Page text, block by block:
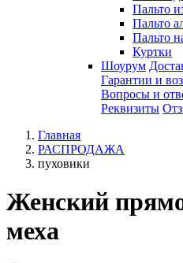
Пальто
Пальто
Пальто
Куртки
Шоурум
Гарантии и
Вопросы и
Реквизиты
Главная
РАСПРОДАЖА
пуховики
Женский
меха